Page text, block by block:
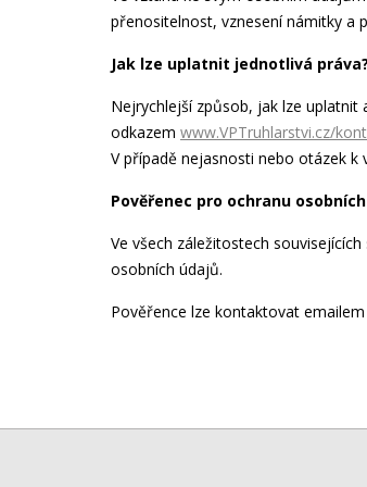
přenositelnost, vznesení námitky a
Jak lze uplatnit jednotlivá práva?
Nejrychlejší způsob, jak lze
odkazem www.VPTruhlarstvi.cz/
V případě nejasnosti nebo otázek k
Pověřenec pro ochranu
Ve všech záležitostech
osobních údajů.
Pověřence lze kontaktovat